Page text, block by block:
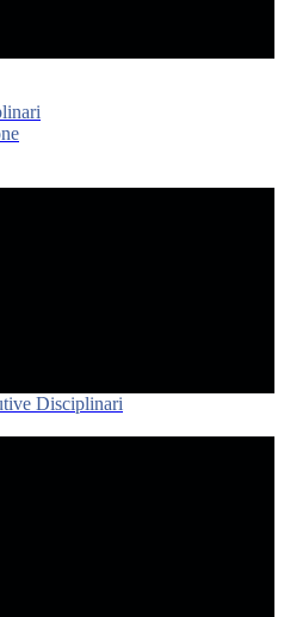
Disciplinari